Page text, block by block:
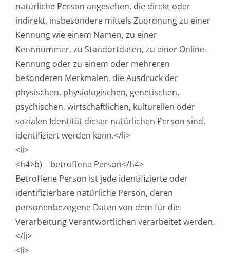
natürliche Person angesehen, die direkt oder
indirekt, insbesondere mittels Zuordnung zu einer
Kennung wie einem Namen, zu einer
Kennnummer, zu Standortdaten, zu einer Online-
Kennung oder zu einem oder mehreren
besonderen Merkmalen, die Ausdruck der
physischen, physiologischen, genetischen,
psychischen, wirtschaftlichen, kulturellen oder
sozialen Identität dieser natürlichen Person sind,
identifiziert werden kann.</li>
<li>
<h4>b) betroffene Person</h4>
Betroffene Person ist jede identifizierte oder
identifizierbare natürliche Person, deren
personenbezogene Daten von dem für die
Verarbeitung Verantwortlichen verarbeitet werden.
</li>
<li>